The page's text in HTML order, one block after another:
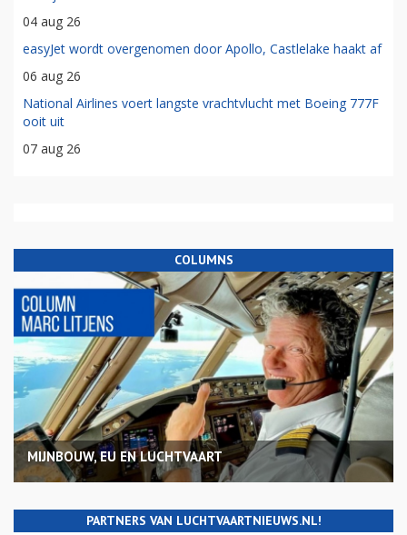
04 aug 26
easyJet wordt overgenomen door Apollo, Castlelake haakt af
06 aug 26
National Airlines voert langste vrachtvlucht met Boeing 777F
ooit uit
07 aug 26
COLUMNS
MIJNBOUW, EU EN LUCHTVAART
PARTNERS VAN LUCHTVAARTNIEUWS.NL!